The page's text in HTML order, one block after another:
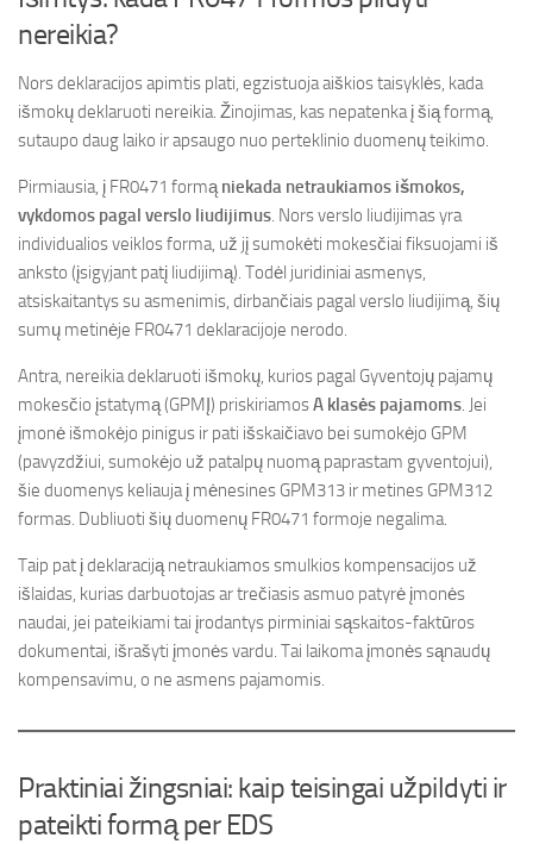
nereikia?
Nors deklaracijos apimtis plati, egzistuoja aiškios taisyklės, kada
išmokų deklaruoti nereikia. Žinojimas, kas nepatenka į šią formą,
sutaupo daug laiko ir apsaugo nuo perteklinio duomenų teikimo.
Pirmiausia, į FR0471 formąniekada netraukiamos išmokos,
vykdomos pagal verslo liudijimus. Nors verslo liudijimas yra
individualios veiklos forma, už jį sumokėti mokesčiai fiksuojami iš
anksto (įsigyjant patį liudijimą). Todėl juridiniai asmenys,
atsiskaitantys su asmenimis, dirbančiais pagal verslo liudijimą, šių
sumų metinėje FR0471 deklaracijoje nerodo.
Antra, nereikia deklaruoti išmokų, kurios pagal Gyventojų pajamų
mokesčio įstatymą (GPMĮ) priskiriamosA klasės pajamoms. Jei
įmonė išmokėjo pinigus ir pati išskaičiavo bei sumokėjo GPM
(pavyzdžiui, sumokėjo už patalpų nuomą paprastam gyventojui),
šie duomenys keliauja į mėnesines GPM313 ir metines GPM312
formas. Dubliuoti šių duomenų FR0471 formoje negalima.
Taip pat į deklaraciją netraukiamos smulkios kompensacijos už
išlaidas, kurias darbuotojas ar trečiasis asmuo patyrė įmonės
naudai, jei pateikiami tai įrodantys pirminiai sąskaitos-faktūros
dokumentai, išrašyti įmonės vardu. Tai laikoma įmonės sąnaudų
kompensavimu, o ne asmens pajamomis.
Praktiniai žingsniai: kaip teisingai užpildyti ir
pateikti formą per EDS